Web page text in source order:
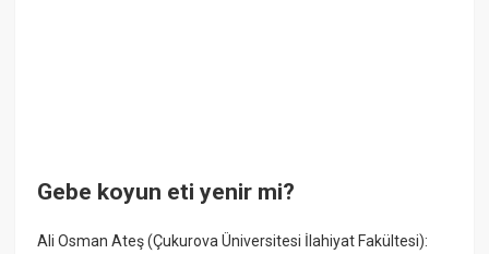
Gebe koyun eti yenir mi?
Ali Osman Ateş (Çukurova Üniversitesi İlahiyat Fakültesi):